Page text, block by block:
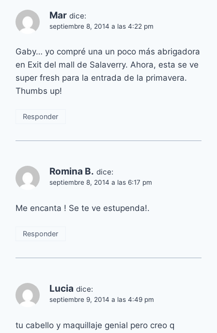
Mar dice:
septiembre 8, 2014 a las 4:22 pm
Gaby… yo compré una un poco más abrigadora
en Exit del mall de Salaverry. Ahora, esta se ve
super fresh para la entrada de la primavera.
Thumbs up!
Responder
Romina B. dice:
septiembre 8, 2014 a las 6:17 pm
Me encanta ! Se te ve estupenda!.
Responder
Lucia dice:
septiembre 9, 2014 a las 4:49 pm
tu cabello y maquillaje genial pero creo q